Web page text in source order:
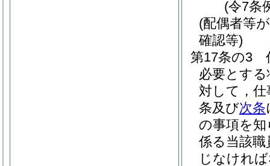
(令7条
(配偶者等
確認等)
第17条の3
必要とす
対して，
条及び次条
の事項を
係る当該
じなけれ